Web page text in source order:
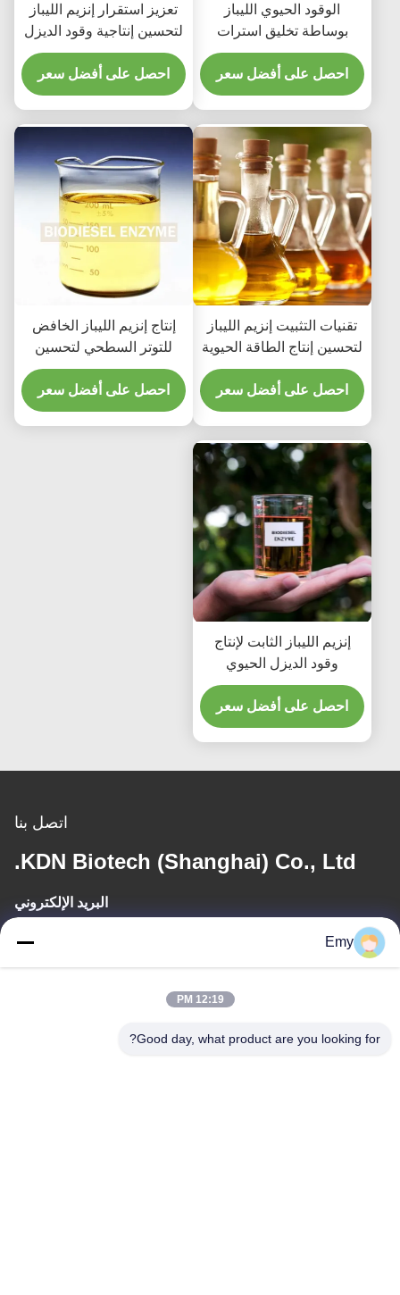
الوقود الحيوي الليباز
بوساطة تخليق استرات
الأحماض الدهنية
احصل على أفضل سعر
تعزيز استقرار إنزيم الليباز
لتحسين إنتاجية وقود الديزل
الحيوي وجودته
احصل على أفضل سعر
تقنيات التثبيت إنزيم الليباز
لتحسين إنتاج الطاقة الحيوية
احصل على أفضل سعر
إنتاج إنزيم الليباز الخافض
للتوتر السطحي لتحسين
استرجاع وقود الديزل
الحيوي
احصل على أفضل سعر
إنزيم الليباز الثابت لإنتاج
وقود الديزل الحيوي
المستمر من المواد الأولية
غير التقليدية
احصل على أفضل سعر
اتصل بنا
KDN Biotech (Shanghai) Co., Ltd.
البريد الإلكتروني
panxy@vlandgroup.com
Emy
12:19 PM
Good day, what product are you looking for?